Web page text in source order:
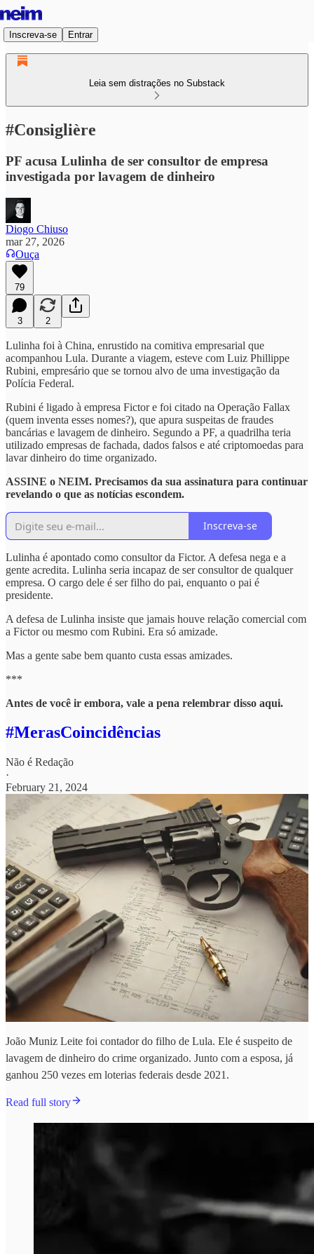
Inscreva-se Entrar
Leia sem distrações no Substack
#Consiglière
PF acusa Lulinha de ser consultor de empresa
investigada por lavagem de dinheiro
Diogo Chiuso
mar 27, 2026
Ouça
79
3 2
Lulinha foi à China, enrustido na comitiva empresarial que
acompanhou Lula. Durante a viagem, esteve com Luiz Phillippe
Rubini, empresário que se tornou alvo de uma investigação da
Polícia Federal.
Rubini é ligado à empresa Fictor e foi citado na Operação Fallax
(quem inventa esses nomes?), que apura suspeitas de fraudes
bancárias e lavagem de dinheiro. Segundo a PF, a quadrilha teria
utilizado empresas de fachada, dados falsos e até criptomoedas para
lavar dinheiro do time organizado.
ASSINE o NEIM. Precisamos da sua assinatura para continuar
revelando o que as notícias escondem.
Inscreva-se
Lulinha é apontado como consultor da Fictor. A defesa nega e a
gente acredita. Lulinha seria incapaz de ser consultor de qualquer
empresa. O cargo dele é ser filho do pai, enquanto o pai é
presidente.
A defesa de Lulinha insiste que jamais houve relação comercial com
a Fictor ou mesmo com Rubini. Era só amizade.
Mas a gente sabe bem quanto custa essas amizades.
***
Antes de você ir embora, vale a pena relembrar disso aqui.
#MerasCoincidências
Não é Redação
·
February 21, 2024
João Muniz Leite foi contador do filho de Lula. Ele é suspeito de
lavagem de dinheiro do crime organizado. Junto com a esposa, já
ganhou 250 vezes em loterias federais desde 2021.
Read full story